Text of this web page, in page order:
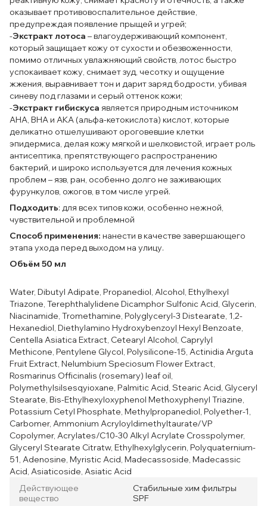
оказывает противовоспалительное действие,
предупреждая появление прыщей и угрей;
-Экстракт лотоса – влагоудерживающий компонент,
который защищает кожу от сухости и обезвоженности,
помимо отличных увлажняющий свойств, лотос быстро
успокаивает кожу, снимает зуд, чесотку и ощущение
жжения, выравнивает тон и дарит заряд бодрости, убивая
синеву под глазами и серый оттенок кожи;
-Экстракт гибискуса является природным источником
АНА, ВНА и АКА (альфа-кетокислота) кислот, которые
деликатно отшелушивают ороговевшие клетки
эпидермиса, делая кожу мягкой и шелковистой, играет роль
антисептика, препятствующего распространению
бактерий, и широко используется для лечения кожных
проблем – язв, ран, особенно долго не заживающих
фурункулов, ожогов, в том числе угрей.
Подходить: для всех типов кожи, особенно нежной,
чувствительной и проблемной
Способ применения: нанести в качестве завершающего
этапа ухода перед выходом на улицу.
Объём 50 мл
Water, Dibutyl Adipate, Propanediol, Alcohol, Ethylhexyl
Triazone, Terephthalylidene Dicamphor Sulfonic Acid, Glycerin,
Niacinamide, Tromethamine, Polyglyceryl-3 Distearate, 1,2-
Hexanediol, Diethylamino Hydroxybenzoyl Hexyl Benzoate,
Centella Asiatica Extract, Cetearyl Alcohol, Caprylyl
Methicone, Pentylene Glycol, Polysilicone-15, Actinidia Arguta
Fruit Extract, Nelumbium Speciosum Flower Extract,
Rosmarinus Officinalis (rosemary) leaf oil,
Polymethylsilsesqyioxane, Palmitic Acid, Stearic Acid, Glyceryl
Stearate, Bis-Ethylhexyloxyphenol Methoxyphenyl Triazine,
Potassium Cetyl Phosphate, Methylpropanediol, Polyether-1,
Carbomer, Ammonium Acryloyldimethyltaurate/VP
Copolymer, Acrylates/C10-30 Alkyl Acrylate Crosspolymer,
Glyceryl Stearate Citratw, Ethylhexylglycerin, Polyquaternium-
51, Adenosine, Myristic Acid, Madecassoside, Madecassic
Acid, Asiaticoside, Asiatic Acid
Действующее
вещество
Стабильные хим фильтры
SPF